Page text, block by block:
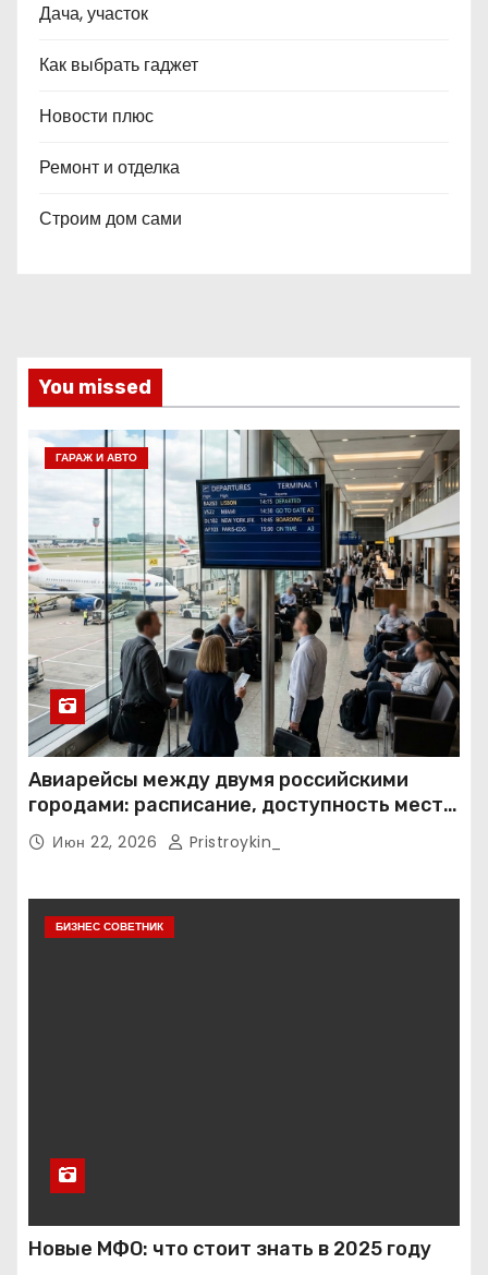
Дача, участок
Как выбрать гаджет
Новости плюс
Ремонт и отделка
Строим дом сами
You missed
ГАРАЖ И АВТО
Авиарейсы между двумя российскими
городами: расписание, доступность мест и
тарифные условия
Июн 22, 2026 Pristroykin_
БИЗНЕС СОВЕТНИК
Новые МФО: что стоит знать в 2025 году